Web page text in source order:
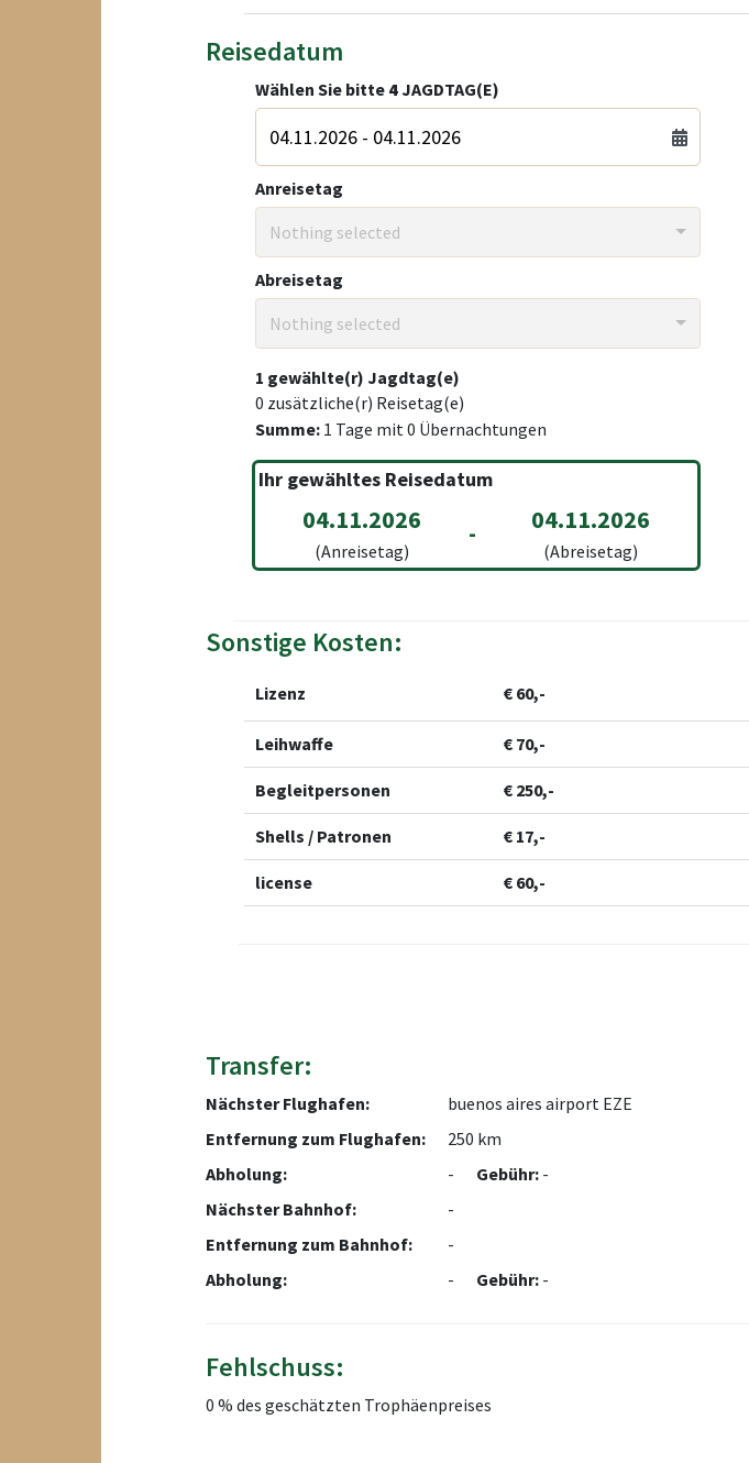
Reisedatum
Wählen Sie bitte 4JAGDTAG(E)
Anreisetag
Nothing selected
Abreisetag
Nothing selected
1 gewählte(r) Jagdtag(e)
0 zusätzliche(r) Reisetag(e)
Summe: 1 Tage mit0 Übernachtungen
Ihr gewähltes Reisedatum
04.11.2026
(Anreisetag)
- 04.11.2026
(Abreisetag)
Sonstige Kosten:
Lizenz € 60,-
Leihwaffe € 70,-
Begleitpersonen € 250,-
Shells / Patronen € 17,-
license € 60,-
Transfer:
Nächster Flughafen:
buenos aires airport EZE
Entfernung zum Flughafen:
250 km
Abholung:
- Gebühr: -
Nächster Bahnhof:
-
Entfernung zum Bahnhof:
-
Abholung:
- Gebühr: -
Fehlschuss:
0 % des geschätzten Trophäenpreises